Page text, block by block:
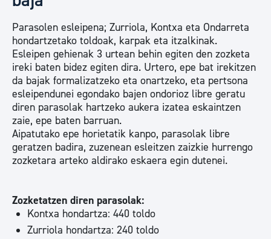
Parasolen esleipena; Zurriola, Kontxa eta Ondarreta
hondartzetako toldoak, karpak eta itzalkinak.
Esleipen gehienak 3 urtean behin egiten den zozketa
ireki baten bidez egiten dira. Urtero, epe bat irekitzen
da bajak formalizatzeko eta onartzeko, eta pertsona
esleipendunei egondako bajen ondorioz libre geratu
diren parasolak hartzeko aukera izatea eskaintzen
zaie, epe baten barruan.
Aipatutako epe horietatik kanpo, parasolak libre
geratzen badira, zuzenean esleitzen zaizkie hurrengo
zozketara arteko aldirako eskaera egin dutenei.
Zozketatzen diren parasolak:
Kontxa hondartza: 440 toldo
Zurriola hondartza: 240 toldo